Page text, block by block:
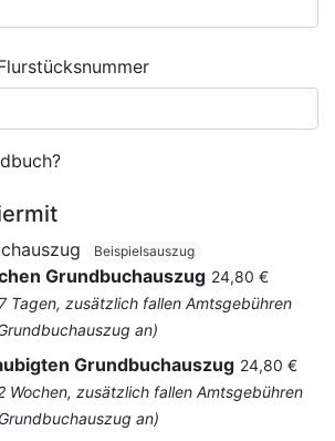
Beispielsauszug
Grundbuchauszug 24,80 €
Tagen, zusätzlich fallen Amtsgebühren
an)
Grundbuchauszug 24,80 €
Wochen, zusätzlich fallen Amtsgebühren
an)